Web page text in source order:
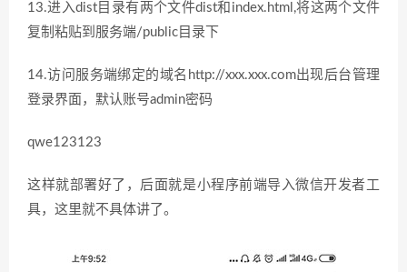
13.进入dist目录有两个文件dist和index.html,将这两个文件
复制粘贴到服务端/public目录下
14.访问服务端绑定的域名http://xxx.xxx.com出现后台管理
登录界面，默认账号admin密码
qwe123123
这样就部署好了，后面就是小程序前端导入微信开发者工
具，这里就不具体讲了。